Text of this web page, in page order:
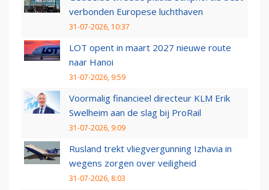
verbonden Europese luchthaven
31-07-2026, 10:37
LOT opent in maart 2027 nieuwe route
naar Hanoi
31-07-2026, 9:59
Voormalig financieel directeur KLM Erik
Swelheim aan de slag bij ProRail
31-07-2026, 9:09
Rusland trekt vliegvergunning Izhavia in
wegens zorgen over veiligheid
31-07-2026, 8:03